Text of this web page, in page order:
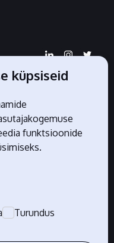
partnerid
küpsiseid
funktsioonide
Turundus